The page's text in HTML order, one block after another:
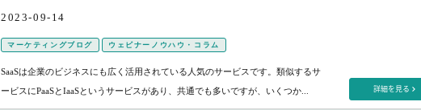
2023-09-14
マーケティングブログ ウェビナーノウハウ・コラム
SaaSは企業のビジネスにも広く活用されている人気のサービスです。類似するサ
ービスにPaaSとIaaSというサービスがあり、共通でも多いですが、いくつか...
詳細を見る